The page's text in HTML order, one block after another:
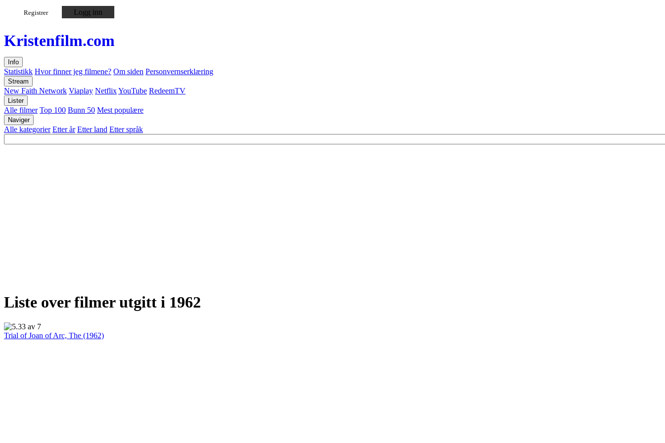
Registrer Logg inn
Kristenfilm.com
Info
Statistikk Hvor finner jeg filmene? Om siden Personvernserklæring
Stream
New Faith Network Viaplay NetflixYouTube RedeemTV
Lister
Alle filmer Top 100 Bunn 50 Mest populære
Naviger
Alle kategorier Etter år Etter land Etter språk
Liste over filmer utgitt i 1962
Trial of Joan of Arc, The (1962)